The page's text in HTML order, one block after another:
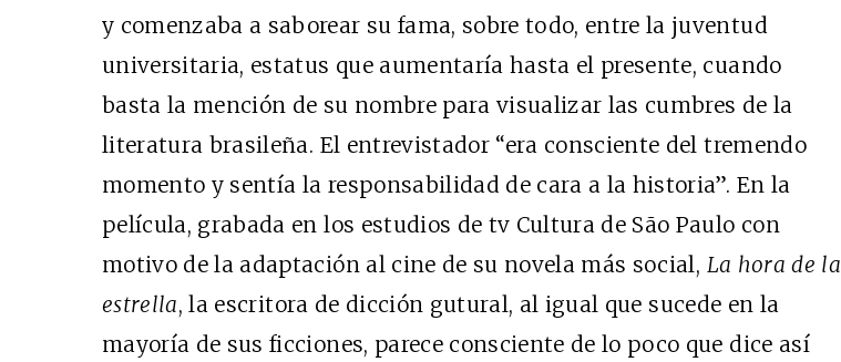
y comenzaba a saborear su fama, sobre todo, entre la juventud
universitaria, estatus que aumentaría hasta el presente, cuando
basta la mención de su nombre para visualizar las cumbres de la
literatura brasileña. El entrevistador “era consciente del tremendo
momento y sentía la responsabilidad de cara a la historia”. En la
película, grabada en los estudios de tv Cultura de São Paulo con
motivo de la adaptación al cine de su novela más social, La hora de la
estrella, la escritora de dicción gutural, al igual que sucede en la
mayoría de sus ficciones, parece consciente de lo poco que dice así